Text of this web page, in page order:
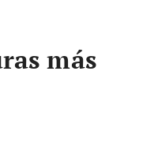
más